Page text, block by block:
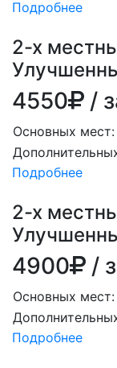
Подробнее
2-х
4550 /
Основных мест:
Подробнее
2-х
4900 /
Основных мест:
Подробнее